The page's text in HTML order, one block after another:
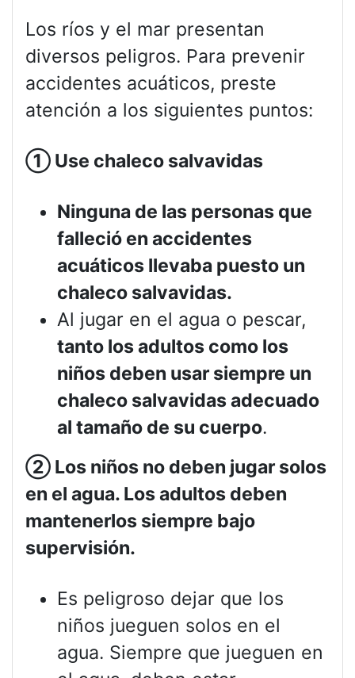
Los ríos y el mar presentan
diversos peligros. Para prevenir
accidentes acuáticos, preste
atención a los siguientes puntos:
① Use chaleco salvavidas
Ninguna de las personas que
falleció en accidentes
acuáticos llevaba puesto un
chaleco salvavidas.
Al jugar en el agua o pescar,
tanto los adultos como los
niños deben usar siempre un
chaleco salvavidas adecuado
al tamaño de su cuerpo.
② Los niños no deben jugar solos
en el agua. Los adultos deben
mantenerlos siempre bajo
supervisión.
Es peligroso dejar que los
niños jueguen solos en el
agua. Siempre que jueguen en